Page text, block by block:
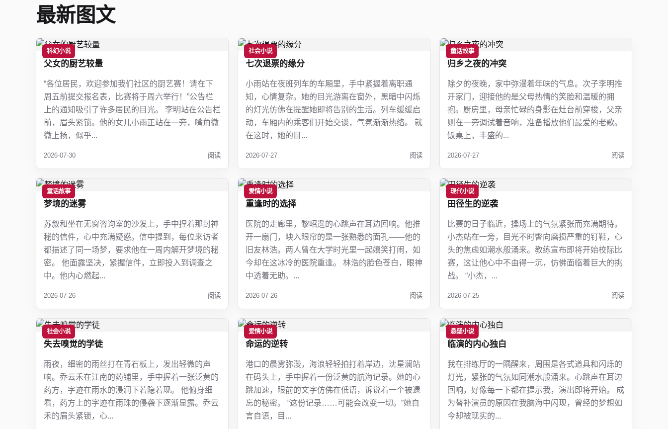
最新图文
科幻小说
父女的厨艺较量
“各位居民，欢迎参加我们社区的厨艺赛！请在下
周五前提交报名表，比赛将于周六举行！”公告栏
上的通知吸引了许多居民的目光。 李明站在公告栏
前，眉头紧锁。他的女儿小雨正站在一旁，嘴角微
微上扬，似乎...
2026-07-30 阅读
社会小说
七次退票的缘分
小雨站在夜班列车的车厢里，手中紧握着离职通
知，心情复杂。她的目光游离在窗外，黑暗中闪烁
的灯光仿佛在提醒她即将告别的生活。列车缓缓启
动，车厢内的乘客们开始交谈，气氛渐渐热络。 就
在这时，她的目...
2026-07-27 阅读
童话故事
归乡之夜的冲突
除夕的夜晚，家中弥漫着年味的气息。次子李明推
开家门，迎接他的是父母热情的笑脸和温暖的拥
抱。厨房里，母亲忙碌的身影在灶台前穿梭，父亲
则在一旁调试着音响，准备播放他们最爱的老歌。
饭桌上，丰盛的...
2026-07-27 阅读
童话故事
梦境的迷雾
苏叙和坐在无窗咨询室的沙发上，手中捏着那封神
秘的信件，心中充满疑惑。信中提到，每位来访者
都描述了同一场梦，要求他在一周内解开梦境的秘
密。 他面露坚决，紧握信件，立即投入到调查之
中。他内心燃起...
2026-07-26 阅读
爱情小说
重逢时的选择
医院的走廊里，黎昭遥的心跳声在耳边回响。他推
开一扇门，映入眼帘的是一张熟悉的面孔——他的
旧友林浩。两人曾在大学时光里一起嬉笑打闹，如
今却在这冰冷的医院重逢。 林浩的脸色苍白，眼神
中透着无助。...
2026-07-26 阅读
现代小说
田径生的逆袭
比赛的日子临近，操场上的气氛紧张而充满期待。
小杰站在一旁，目光不时瞥向磨损严重的钉鞋，心
头的焦虑如潮水般涌来。教练宣布即将开始校际比
赛，这让他心中不由得一沉，仿佛面临着巨大的挑
战。 “小杰，...
2026-07-25 阅读
社会小说
失去嗅觉的学徒
雨夜，细密的雨丝打在青石板上，发出轻微的声
响。乔云禾在江南的药铺里，手中握着一张泛黄的
药方，字迹在雨水的浸润下若隐若现。 他俯身细
看，药方上的字迹在雨珠的侵袭下逐渐显露。乔云
禾的眉头紧锁，心...
爱情小说
命运的逆转
港口的晨雾弥漫，海浪轻轻拍打着岸边，沈星澜站
在码头上，手中握着一份泛黄的航海记录。她的心
跳加速，眼前的文字仿佛在低语，诉说着一个被遗
忘的秘密。 “这份记录……可能会改变一切。”她自
言自语，目...
悬疑小说
临演的内心独白
我在排练厅的一隅醒来，周围是各式道具和闪烁的
灯光，紧张的气氛如同潮水般涌来。心跳声在耳边
回响，好像每一下都在提示我，演出即将开始。 成
为替补演员的原因在我脑海中闪现，曾经的梦想如
今却被现实的...